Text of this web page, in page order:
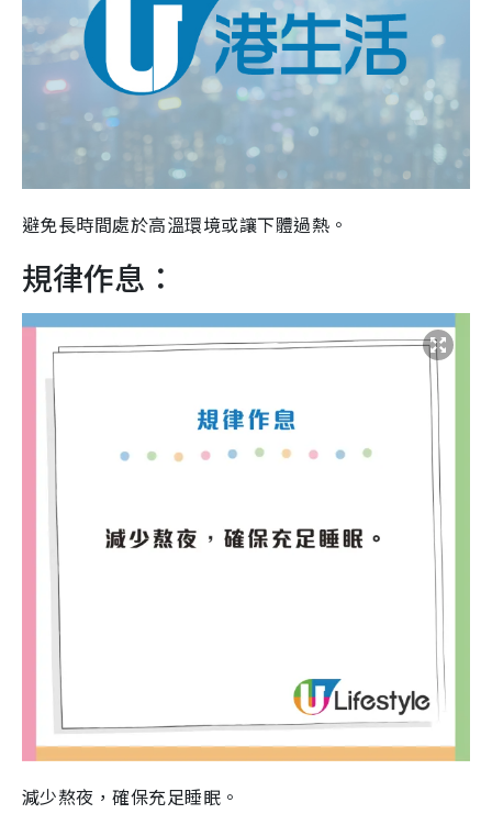
避免長時間處於高溫環境或讓下體過熱。
規律作息：
減少熬夜，確保充足睡眠。